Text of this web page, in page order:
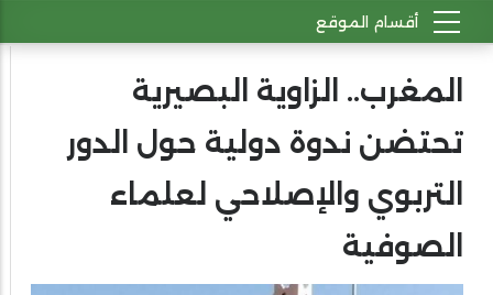
المغرب.. الزاوية البصيرية
تحتضن ندوة دولية حول الدور
التربوي والإصلاحي لعلماء
الصوفية